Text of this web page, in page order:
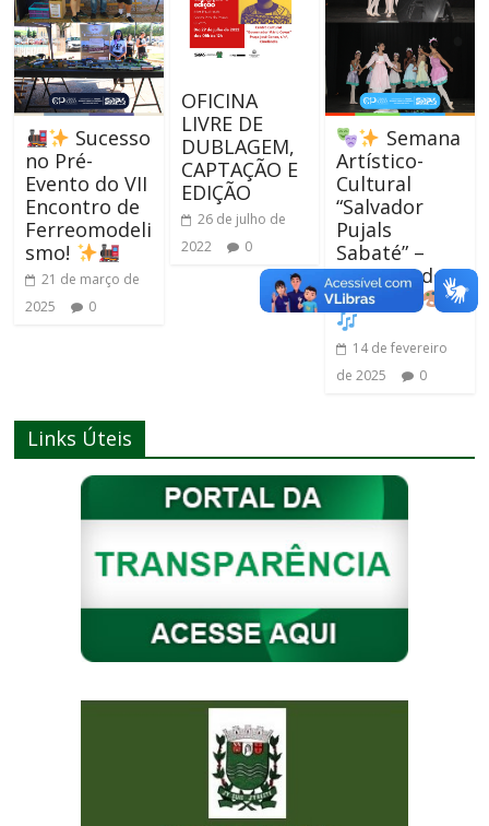
Sucesso
no Pré-
Evento do VII
Encontro de
Ferreomodeli
smo!
21 de março de
2025
0
OFICINA
LIVRE DE
DUBLAGEM,
CAPTAÇÃO E
EDIÇÃO
26 de julho de
2022
0
Semana
Artístico-
Cultural
“Salvador
Pujals
Sabaté” –
Um Grande
Sucesso!
14 de fevereiro
de 2025
0
Links Úteis